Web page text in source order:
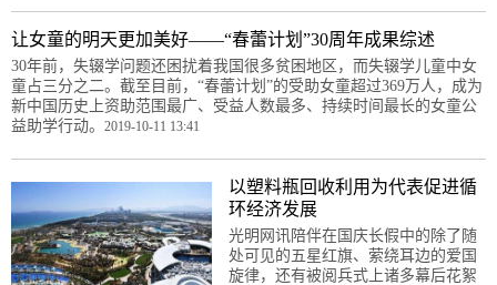
让女童的明天更加美好——“春蕾计划”30周年成果综述
30年前，失辍学问题还困扰着我国很多贫困地区，而失辍学儿童中女
童占三分之二。截至目前，“春蕾计划”的受助女童超过369万人，成为
新中国历史上资助范围最广、受益人数最多、持续时间最长的女童公
益助学行动。 2019-10-11 13:41
以塑料瓶回收利用为代表促进循
环经济发展
光明网讯陪伴在国庆长假中的除了随
处可见的五星红旗、萦绕耳边的爱国
旋律，还有被阅兵式上诸多幕后花絮